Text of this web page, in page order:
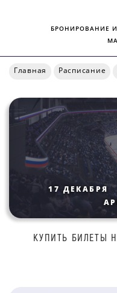
БРОНИРОВАНИЕ
Главная Расписание
17 ДЕКАБРЯ
КУПИТЬ БИЛEТЫ